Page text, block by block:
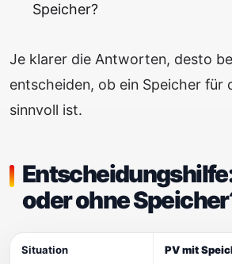
Speicher?
Je klarer die Antworten, desto
entscheiden, ob ein Speicher für
sinnvoll ist.
oder ohne
Situation PV mit